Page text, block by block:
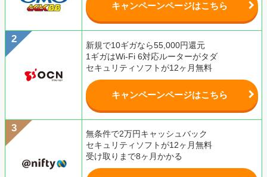
キャンペーンページはこちら
新規で10ギガなら55,000円還元
1ギガはWi-Fi 6対応ルーターがタダ
セキュリティソフトが12ヶ月無料
キャンペーンページはこちら
無条件で2万円キャッシュバック
セキュリティソフトが12ヶ月無料
受け取りまで8ヶ月かかる